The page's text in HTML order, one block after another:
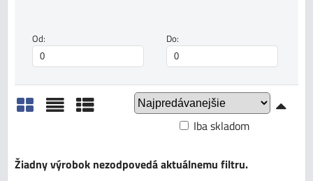
Od: Do:
Iba skladom